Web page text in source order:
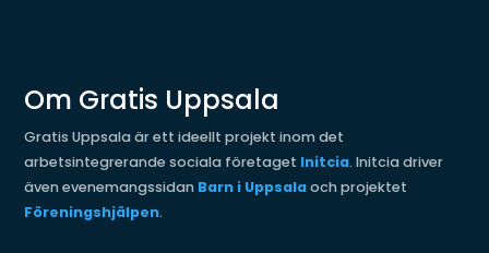
Om Gratis Uppsala
Gratis Uppsala är ett ideellt projekt inom det
arbetsintegrerande sociala företaget Initcia. Initcia driver
även evenemangssidan Barn i Uppsalaoch projektet
Föreningshjälpen.